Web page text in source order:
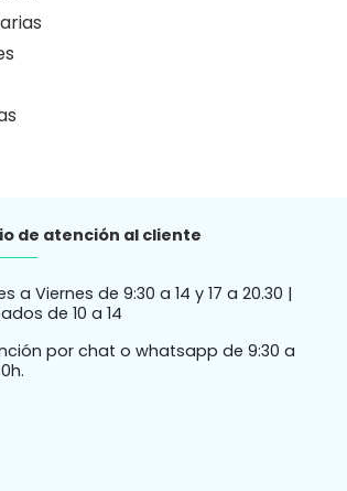
de atención al cliente
a Viernes de 9:30 a 14 y 17 a 20.30 |
de 10 a 14
por chat o whatsapp de 9:30 a